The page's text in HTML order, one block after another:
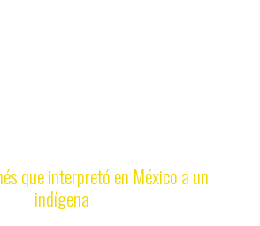
que interpretó en México a un
indígena